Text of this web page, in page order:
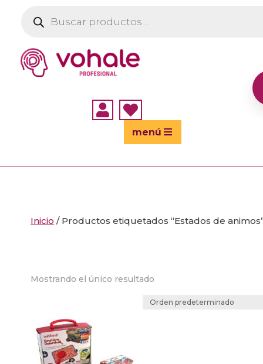
productos
 
menú
Inicio / Productos etiquetados “Estados de
Mostrando el único resultado